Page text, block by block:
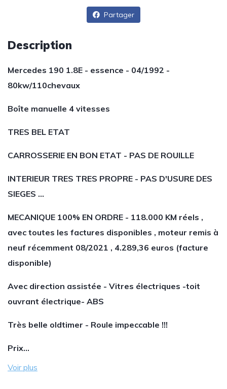
Partager
Description
Mercedes 190 1.8E - essence - 04/1992 -
80kw/110chevaux
Boîte manuelle 4 vitesses
TRES BEL ETAT
CARROSSERIE EN BON ETAT - PAS DE ROUILLE
INTERIEUR TRES TRES PROPRE - PAS D'USURE DES
SIEGES ...
MECANIQUE 100% EN ORDRE - 118.000 KM réels ,
avec toutes les factures disponibles , moteur remis à
neuf récemment 08/2021 , 4.289,36 euros (facture
disponible)
Avec direction assistée - Vitres électriques -toit
ouvrant électrique- ABS
Très belle oldtimer - Roule impeccable !!!
Prix…
Voir plus